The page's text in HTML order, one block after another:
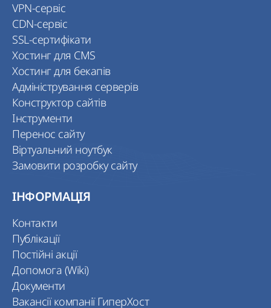
VPN-сервіс
CDN-сервіс
SSL-сертифікати
Хостинг для CMS
Хостинг для бекапів
Адміністрування серверів
Конструктор сайтів
Інструменти
Перенос сайту
Віртуальний ноутбук
Замовити розробку сайту
ІНФОРМАЦІЯ
Контакти
Публікації
Постійні акції
Допомога (Wiki)
Документи
Вакансії компанії ГиперХост